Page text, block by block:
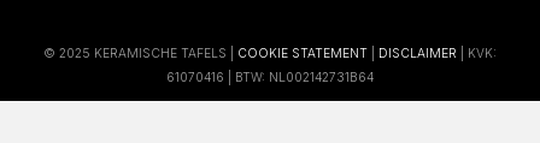
© 2025 KERAMISCHE TAFELS | COOKIE STATEMENT DISCLAIMER | KVK:
61070416 | BTW: NL002142731B64